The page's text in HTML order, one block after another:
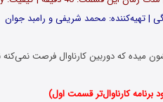
| تهیه‌کننده: محمد شریفی و رامبد جوان
میده که دوربین کارناوال فرصت
برنامه کارناوال‌تر قسمت اول)